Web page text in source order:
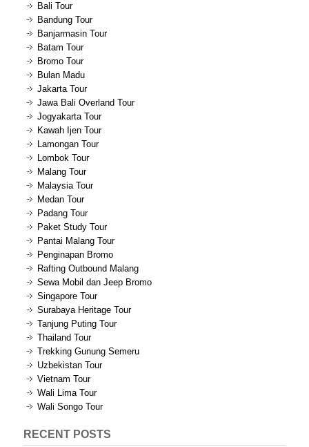
Bali Tour
Bandung Tour
Banjarmasin Tour
Batam Tour
Bromo Tour
Bulan Madu
Jakarta Tour
Jawa Bali Overland Tour
Jogyakarta Tour
Kawah Ijen Tour
Lamongan Tour
Lombok Tour
Malang Tour
Malaysia Tour
Medan Tour
Padang Tour
Paket Study Tour
Pantai Malang Tour
Penginapan Bromo
Rafting Outbound Malang
Sewa Mobil dan Jeep Bromo
Singapore Tour
Surabaya Heritage Tour
Tanjung Puting Tour
Thailand Tour
Trekking Gunung Semeru
Uzbekistan Tour
Vietnam Tour
Wali Lima Tour
Wali Songo Tour
RECENT POSTS